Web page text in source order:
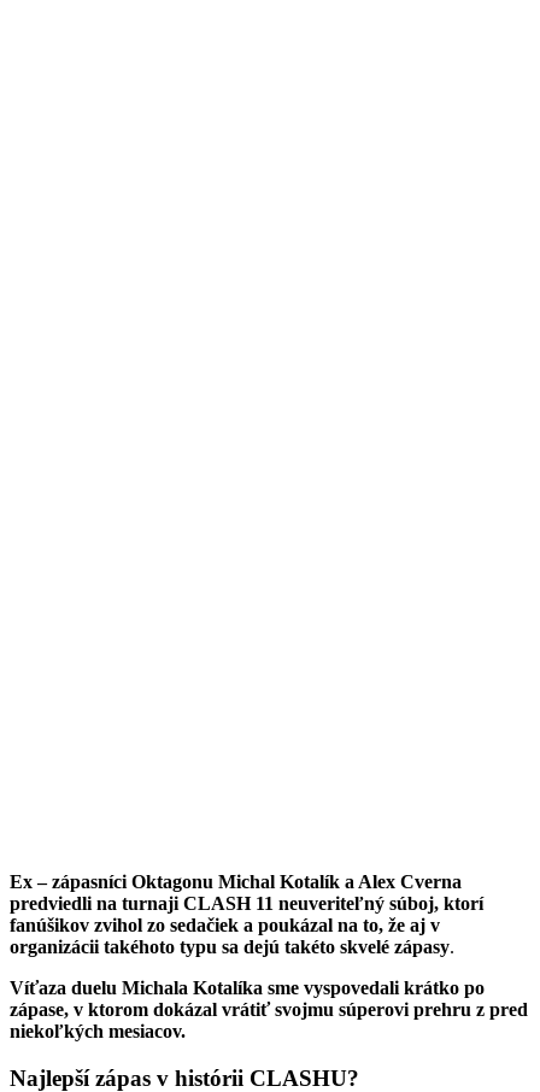
Ex – zápasníci Oktagonu Michal Kotalík a Alex Cverna
predviedli na turnaji CLASH 11 neuveriteľný súboj, ktorí
fanúšikov zvihol zo sedačiek a poukázal na to, že aj v
organizácii takéhoto typu sa dejú takéto skvelé zápasy.
Víťaza duelu Michala Kotalíka sme vyspovedali krátko po
zápase, v ktorom dokázal vrátiť svojmu súperovi prehru z pred
niekoľkých mesiacov.
Najlepší zápas v histórii CLASHU?